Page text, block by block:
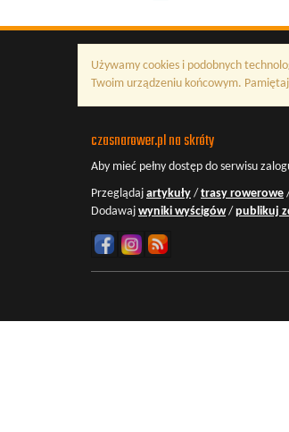
Używamy cookies i podobnych
Twoim urządzeniu końcowym.
czasnarower.pl na skróty
Aby mieć pełny dostęp do serwisu
Przeglądaj artykuły / trasy rowerowe
Dodawaj wyniki wyścigów/ publikuj